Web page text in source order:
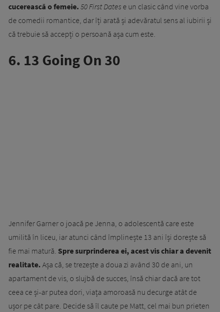
cucerească o femeie. 50 First Dates e un clasic când vine vorba
de comedii romantice, dar îți arată și adevăratul sens al iubirii și
că trebuie să accepți o persoană așa cum este.
6. 13 Going On 30
Jennifer Garner o joacă pe Jenna, o adolescentă care este
umilită în liceu, iar atunci când împlinește 13 ani își dorește să
fie mai matură. Spre surprinderea ei, acest vis chiar a devenit
realitate. Așa că, se trezește a doua zi având 30 de ani, un
apartament de vis, o slujbă de succes, însă chiar dacă are tot
ceea ce și-ar putea dori, viața amoroasă nu decurge atât de
ușor pe cât pare. Decide să îl caute pe Matt, cel mai bun prieten